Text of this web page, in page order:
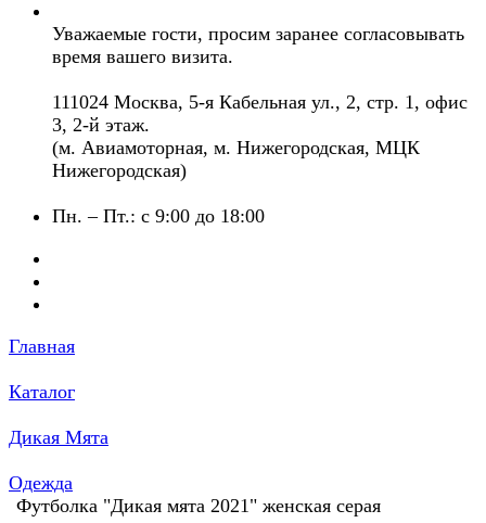
Уважаемые гости, просим заранее согласовывать
время вашего визита.
111024 Москва, 5-я Кабельная ул., 2, стр. 1, офис
3, 2-й этаж.
(м. Авиамоторная, м. Нижегородская, МЦК
Нижегородская)
Пн. – Пт.: с 9:00 до 18:00
Главная
Каталог
Дикая Мята
Одежда
Футболка "Дикая мята 2021" женская серая